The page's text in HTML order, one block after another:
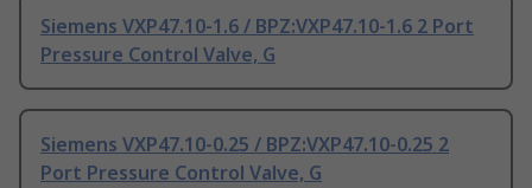
Siemens VXP47.10-1.6 / BPZ:VXP47.10-1.6 2 Port
Pressure Control Valve, G
Siemens VXP47.10-0.25 / BPZ:VXP47.10-0.25 2
Port Pressure Control Valve, G